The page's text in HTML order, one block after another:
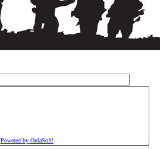
Powered by OrdaSoft!